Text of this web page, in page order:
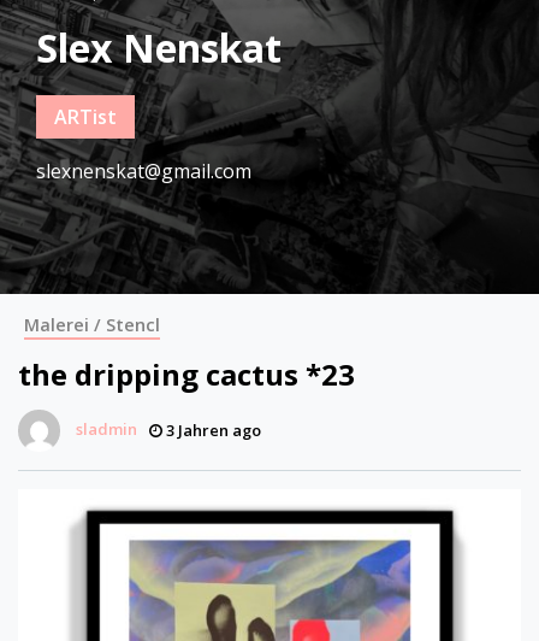
Slex Nenskat
ARTist
slexnenskat@gmail.com
Malerei / Stencl
the dripping cactus *23
sladmin 3 Jahren ago